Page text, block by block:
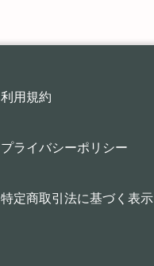
利用規約
プライバシーポリシー
特定商取引法に基づく表示